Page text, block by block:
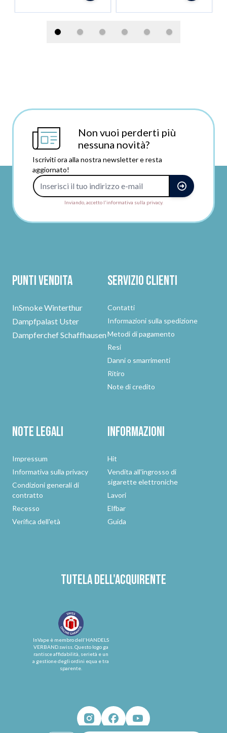
Non vuoi perderti più
nessuna novità?
Iscriviti ora alla nostra newsletter e resta
aggiornato!
Inviando, accetto l'informativa sulla privacy.
Punti vendita
InSmoke Winterthur
Dampfpalast Uster
Dampferchef Schaffhausen
Servizio clienti
Contatti
Informazioni sulla spedizione
Metodi di pagamento
Resi
Danni o smarrimenti
Ritiro
Note di credito
Note legali
Impressum
Informativa sulla privacy
Condizioni generali di
contratto
Recesso
Verifica dell'età
Informazioni
Hit
Vendita all'ingrosso di
sigarette elettroniche
Lavori
Elfbar
Guida
Tutela dell'acquirente
InVape è membro dell'HANDELS
VERBAND.swiss. Questo logo ga
rantisce affidabilità, serietà e un
a gestione degli ordini equa e tra
sparente.